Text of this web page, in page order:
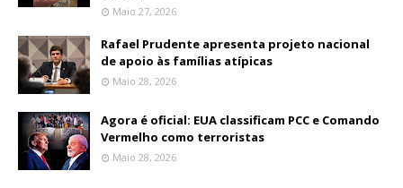
Maio 27, 2026
Rafael Prudente apresenta projeto nacional
de apoio às famílias atípicas
Maio 28, 2026
Agora é oficial: EUA classificam PCC e Comando
Vermelho como terroristas
Maio 28, 2026